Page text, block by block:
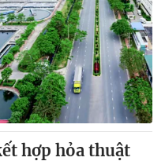
hợp hỏa thuật